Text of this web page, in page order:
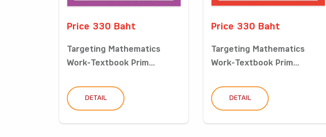
Price 330 Baht
Targeting Mathematics
Work-Textbook Prim...
DETAIL
Price 330 Baht
Targeting Mathematics
Work-Textbook Prim...
DETAIL